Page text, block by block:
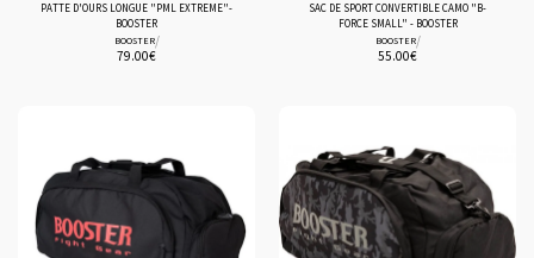
PATTE D'OURS LONGUE "PML EXTREME"-
BOOSTER
BOOSTER/
79.00€
SAC DE SPORT CONVERTIBLE CAMO "B-
FORCE SMALL" - BOOSTER
BOOSTER/
55.00€